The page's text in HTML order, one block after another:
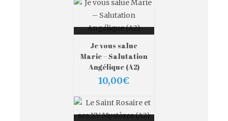
AJOUTER AU
PANIER
VIEW MORE
Je vous salue
Marie – Salutation
Angélique (A2)
10,00€